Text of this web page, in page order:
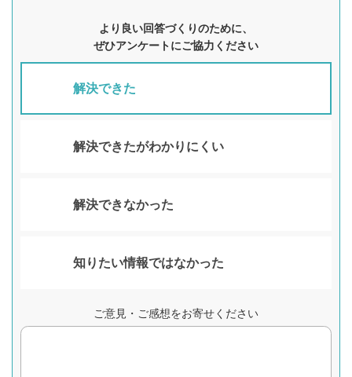
より良い回答づくりのために、
ぜひアンケートにご協力ください
解決できた
解決できたがわかりにくい
解決できなかった
知りたい情報ではなかった
ご意見・ご感想をお寄せください